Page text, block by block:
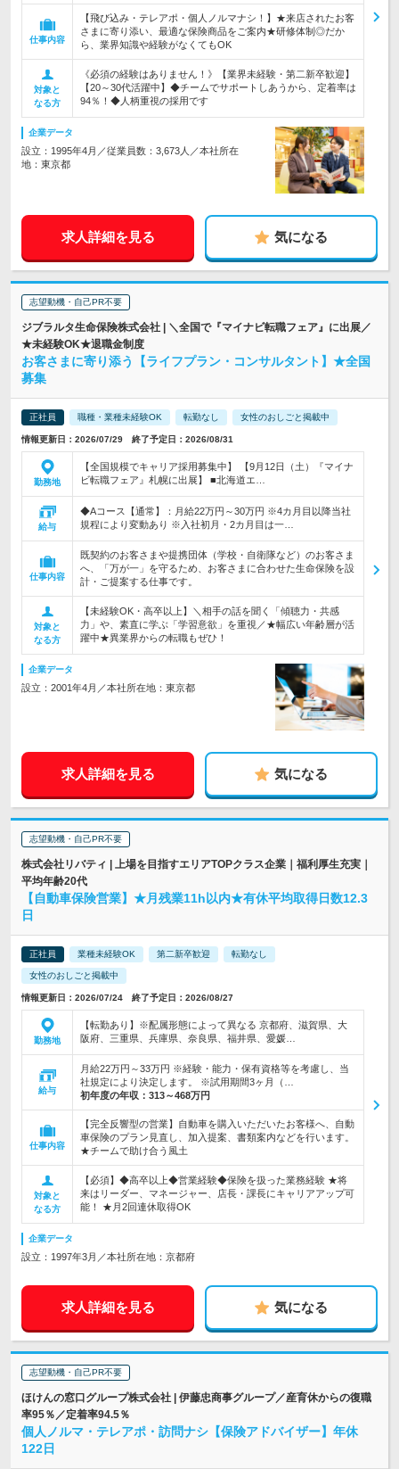
仕事内容
【飛び込み・テレアポ・個人ノルマナシ！】★来店されたお客
さまに寄り添い、最適な保険商品をご案内★研修体制◎だか
ら、業界知識や経験がなくてもOK
対象と
なる方
《必須の経験はありません！》【業界未経験・第二新卒歓迎】
【20～30代活躍中】◆チームでサポートしあうから、定着率は
94％！◆人柄重視の採用です
企業データ
設立：1995年4月／従業員数：3,673人／本社所在
地：東京都
求人詳細を見る 気になる
志望動機・自己PR不要
ジブラルタ生命保険株式会社 | ＼全国で『マイナビ転職フェア』に出展／
★未経験OK★退職金制度
お客さまに寄り添う【ライフプラン・コンサルタント】★全国
募集
正社員 職種・業種未経験OK 転勤なし 女性のおしごと掲載中
情報更新日：2026/07/29 終了予定日：2026/08/31
勤務地
【全国規模でキャリア採用募集中】 【9月12日（土）『マイナ
ビ転職フェア』札幌に出展】 ■北海道エ…
給与
◆Aコース【通常】：月給22万円～30万円 ※4カ月目以降当社
規程により変動あり ※入社初月・2カ月目は一…
仕事内容
既契約のお客さまや提携団体（学校・自衛隊など）のお客さま
へ、「万が一」を守るため、お客さまに合わせた生命保険を設
計・ご提案する仕事です。
対象と
なる方
【未経験OK・高卒以上】＼相手の話を聞く「傾聴力・共感
力」や、素直に学ぶ「学習意欲」を重視／★幅広い年齢層が活
躍中★異業界からの転職もぜひ！
企業データ
設立：2001年4月／本社所在地：東京都
求人詳細を見る 気になる
志望動機・自己PR不要
株式会社リバティ | 上場を目指すエリアTOPクラス企業｜福利厚生充実｜
平均年齢20代
【自動車保険営業】★月残業11h以内★有休平均取得日数12.3
日
正社員 業種未経験OK 第二新卒歓迎 転勤なし
女性のおしごと掲載中
情報更新日：2026/07/24 終了予定日：2026/08/27
勤務地
【転勤あり】※配属形態によって異なる 京都府、滋賀県、大
阪府、三重県、兵庫県、奈良県、福井県、愛媛…
給与
月給22万円～33万円 ※経験・能力・保有資格等を考慮し、当
社規定により決定します。 ※試用期間3ヶ月（…
初年度の年収： 313～468万円
仕事内容
【完全反響型の営業】自動車を購入いただいたお客様へ、自動
車保険のプラン見直し、加入提案、書類案内などを行います。
★チームで助け合う風土
対象と
なる方
【必須】◆高卒以上◆営業経験◆保険を扱った業務経験 ★将
来はリーダー、マネージャー、店長・課長にキャリアアップ可
能！ ★月2回連休取得OK
企業データ
設立：1997年3月／本社所在地：京都府
求人詳細を見る 気になる
志望動機・自己PR不要
ほけんの窓口グループ株式会社 | 伊藤忠商事グループ／産育休からの復職
率95％／定着率94.5％
個人ノルマ・テレアポ・訪問ナシ【保険アドバイザー】年休
122日